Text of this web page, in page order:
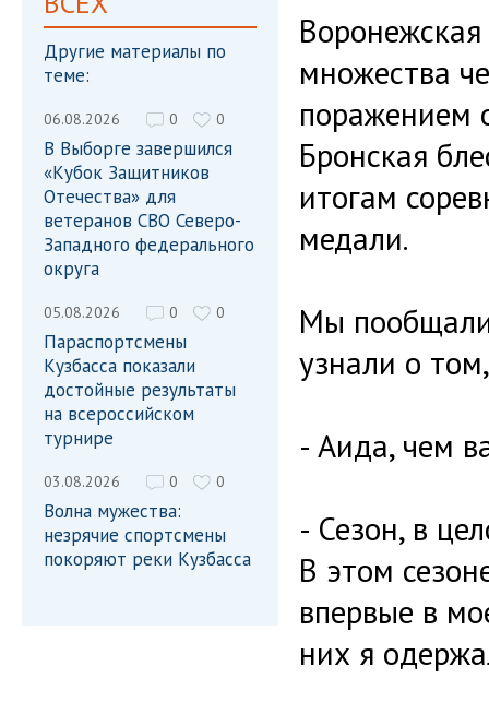
Другие материалы по
теме:
06.08.2026 0 0
В Выборге завершился
«Кубок Защитников
Отечества» для
ветеранов СВО Северо-
Западного федерального
округа
05.08.2026 0 0
Параспортсмены
Кузбасса показали
достойные результаты
на всероссийском
турнире
03.08.2026 0 0
Волна мужества:
незрячие спортсмены
покоряют реки Кузбасса
Воронежская
множества
поражением
Бронская
итогам
медали.
Мы
узнали о
- Аида, чем
- Сезон, в
В этом
впервые в
них я